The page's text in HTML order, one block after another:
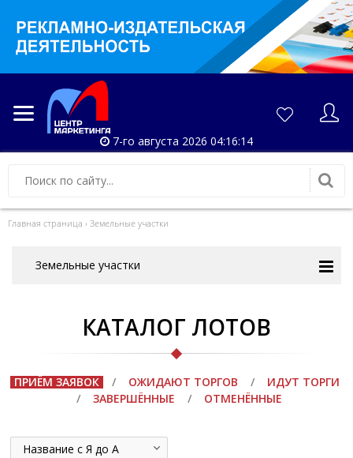
7-го августа 2026 04:16:15
Главная страница › Земельные участки
Земельные участки
КАТАЛОГ ЛОТОВ
ПРИЁМ ЗАЯВОК / ОЖИДАЮТ ТОРГОВ /
ИДУТ ТОРГИ
/
ЗАВЕРШЁННЫЕ / ОТМЕНЁННЫЕ
Название с Я до А